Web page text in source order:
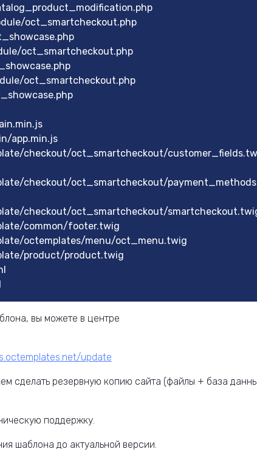
oct_smartcheckout.php
oct_smartcheckout.php
oct_smartcheckout.php
app.min.js
checkout/oct_smartcheckout/
checkout/oct_smartcheckout/
checkout/oct_smartcheckout/
common/footer.twig
octemplates/menu/oct_menu.twig
product/product.twig
вы можете в центре
update
сделать резервную копию сайта (файлы + база
поддержку.
шаблона до актуальной версии.